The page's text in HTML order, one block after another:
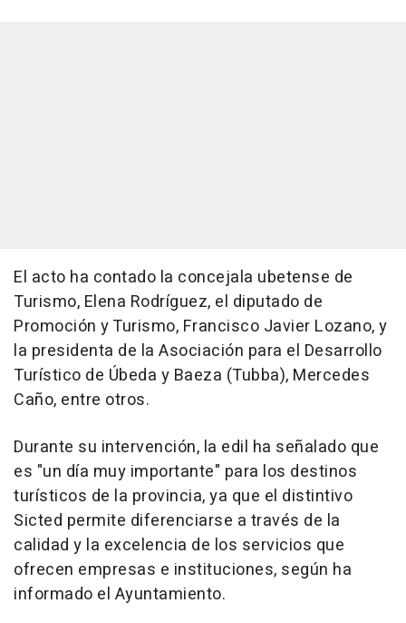
El acto ha contado la concejala ubetense de
Turismo, Elena Rodríguez, el diputado de
Promoción y Turismo, Francisco Javier Lozano, y
la presidenta de la Asociación para el Desarrollo
Turístico de Úbeda y Baeza (Tubba), Mercedes
Caño, entre otros.
Durante su intervención, la edil ha señalado que
es "un día muy importante" para los destinos
turísticos de la provincia, ya que el distintivo
Sicted permite diferenciarse a través de la
calidad y la excelencia de los servicios que
ofrecen empresas e instituciones, según ha
informado el Ayuntamiento.